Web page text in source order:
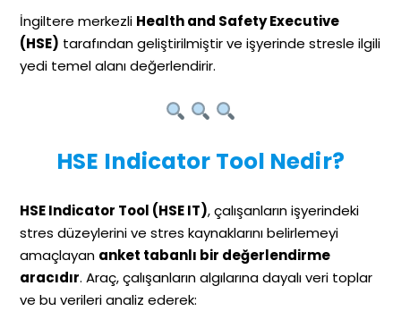
İngiltere merkezli Health and Safety Executive
(HSE) tarafından geliştirilmiştir ve işyerinde stresle ilgili
yedi temel alanı değerlendirir.
HSE Indicator Tool Nedir?
HSE Indicator Tool (HSE IT), çalışanların işyerindeki
stres düzeylerini ve stres kaynaklarını belirlemeyi
amaçlayan anket tabanlı bir değerlendirme
aracıdır. Araç, çalışanların algılarına dayalı veri toplar
ve bu verileri analiz ederek: